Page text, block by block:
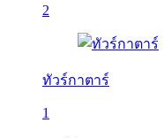
2
ทัวร์กาตาร์
1